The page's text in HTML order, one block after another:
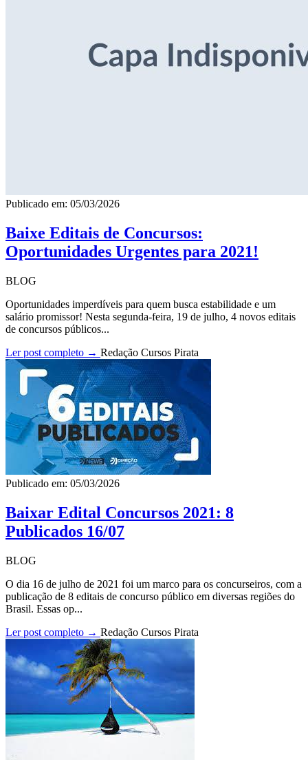
Publicado em: 05/03/2026
Baixe Editais de Concursos:
Oportunidades Urgentes para 2021!
BLOG
Oportunidades imperdíveis para quem busca estabilidade e um
salário promissor! Nesta segunda-feira, 19 de julho, 4 novos editais
de concursos públicos...
Ler post completo → Redação Cursos Pirata
Publicado em: 05/03/2026
Baixar Edital Concursos 2021: 8
Publicados 16/07
BLOG
O dia 16 de julho de 2021 foi um marco para os concurseiros, com a
publicação de 8 editais de concurso público em diversas regiões do
Brasil. Essas op...
Ler post completo → Redação Cursos Pirata